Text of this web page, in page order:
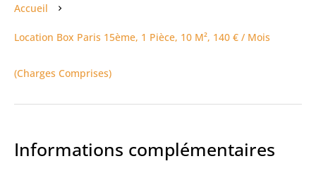
Accueil
Location Box Paris 15ème, 1 Pièce, 10 M², 140 € / Mois
(Charges Comprises)
Informations complémentaires